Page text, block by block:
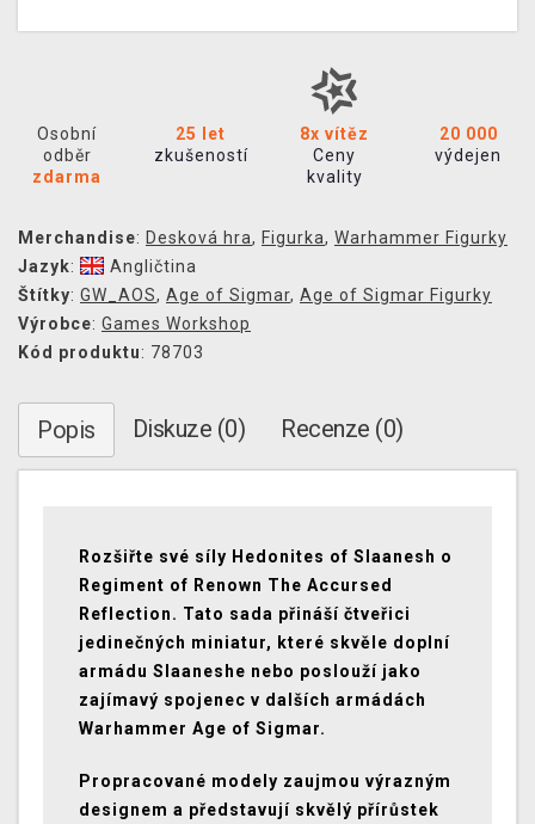
Osobní
odběr
zdarma
25 let
zkušeností
8x vítěz
Ceny
kvality
20 000
výdejen
Merchandise: Desková hra, Figurka, Warhammer Figurky
Jazyk:
Angličtina
Štítky: GW_AOS, Age of Sigmar, Age of Sigmar Figurky
Výrobce: Games Workshop
Kód produktu: 78703
Popis Diskuze (0) Recenze (0)
Rozšiřte své síly Hedonites of Slaanesh o
Regiment of Renown The Accursed
Reflection. Tato sada přináší čtveřici
jedinečných miniatur, které skvěle doplní
armádu Slaaneshe nebo poslouží jako
zajímavý spojenec v dalších armádách
Warhammer Age of Sigmar.
Propracované modely zaujmou výrazným
designem a představují skvělý přírůstek